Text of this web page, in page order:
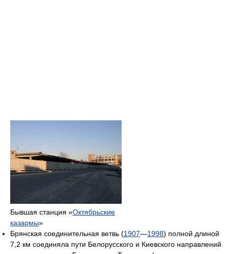
Бывшая станция «Октябрьские
казармы»
Брянская соединительная ветвь (1907—1998) полной длиной
7,2 км соединяла пути Белорусского и Киевского направлений